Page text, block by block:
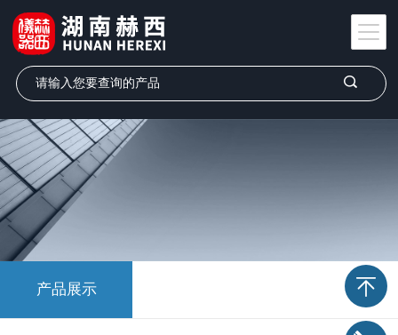
产品展示